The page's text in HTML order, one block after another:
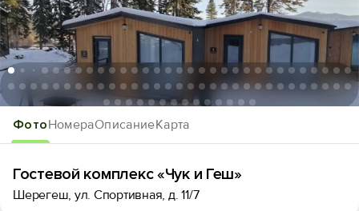
История просмотра
Добавить свой объект
ФотоНомераОписаниеКарта
1/76
Гостевой комплекс «Чук и Геш»
Шерегеш, ​ул. Спортивная, д. 11/7